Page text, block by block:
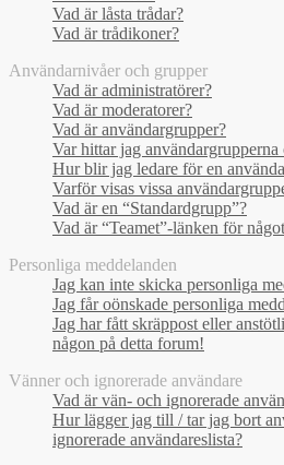
Vad är låsta trådar?
Vad är trådikoner?
Användarnivåer och grupper
Vad är administratörer?
Vad är moderatorer?
Vad är användargrupper?
Var hittar jag
Hur blir jag ledare för en
Varför visas vissa
Vad är en “Standardgrupp”?
Vad är “Teamet”-länken för
Personliga meddelanden
Jag kan inte skicka personliga
Jag får oönskade personliga
Jag har fått skräppost eller
någon på detta forum!
Vänner och ignorerade användare
Vad är vän- och ignorerade
Hur lägger jag till / tar jag bort
ignorerade användareslista?